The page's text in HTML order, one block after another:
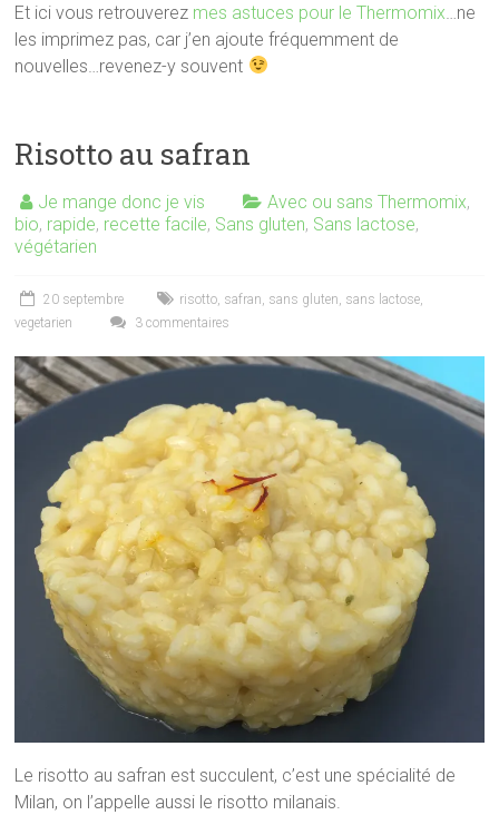
Et ici vous retrouverez mes astuces pour le Thermomix…ne
les imprimez pas, car j’en ajoute fréquemment de
nouvelles…revenez-y souvent
Risotto au safran
Je mange donc je vis Avec ou sans Thermomix,
bio, rapide, recette facile, Sans gluten, Sans lactose,
végétarien
20 septembre risotto, safran, sans gluten, sans lactose,
vegetarien
3 commentaires
Le risotto au safran est succulent, c’est une spécialité de
Milan, on l’appelle aussi le risotto milanais.